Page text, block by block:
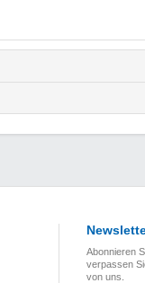
Abonnieren
verpassen
von uns.